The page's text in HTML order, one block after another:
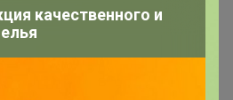
других сервисов
качественного и